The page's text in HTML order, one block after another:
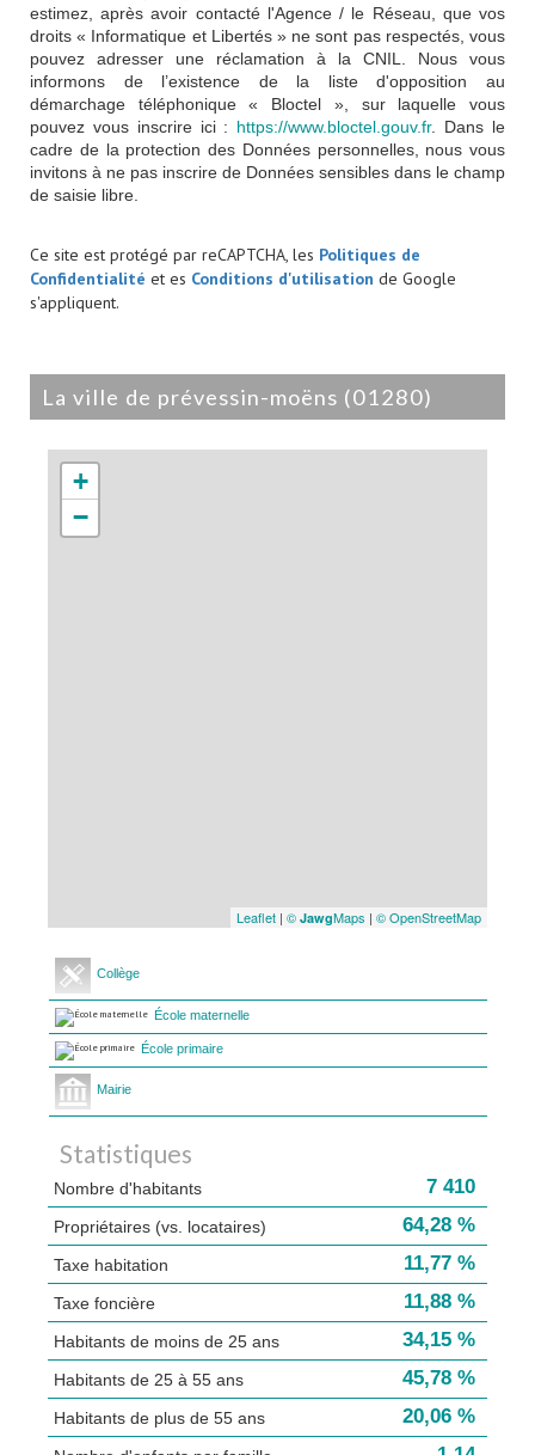
estimez, après avoir contacté l'Agence / le Réseau, que vos
droits « Informatique et Libertés » ne sont pas respectés, vous
pouvez adresser une réclamation à la CNIL. Nous vous
informons de l’existence de la liste d'opposition au
démarchage téléphonique « Bloctel », sur laquelle vous
pouvez vous inscrire ici : https://www.bloctel.gouv.fr. Dans le
cadre de la protection des Données personnelles, nous vous
invitons à ne pas inscrire de Données sensibles dans le champ
de saisie libre.
Ce site est protégé par reCAPTCHA, les Politiques de
Confidentialité et es Conditions d'utilisation de Google
s'appliquent.
la ville de prévessin-moëns (01280)
+
−
Leaflet | © JawgMaps | © OpenStreetMap
Collège
École maternelle
École primaire
Mairie
Statistiques
Nombre d'habitants 7 410
Propriétaires (vs. locataires) 64,28 %
Taxe habitation 11,77 %
Taxe foncière 11,88 %
Habitants de moins de 25 ans 34,15 %
Habitants de 25 à 55 ans 45,78 %
Habitants de plus de 55 ans 20,06 %